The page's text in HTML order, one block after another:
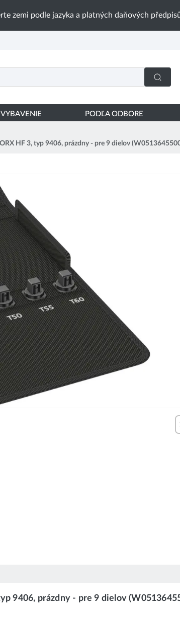
zemi podle jazyka a platných daňových
PODĽA ODBORE
HF 3, typ 9406, prázdny - pre 9 dielov
9406, prázdny - pre 9 dielov